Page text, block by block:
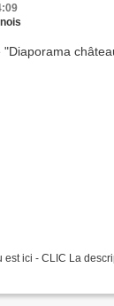
est ici - CLIC La